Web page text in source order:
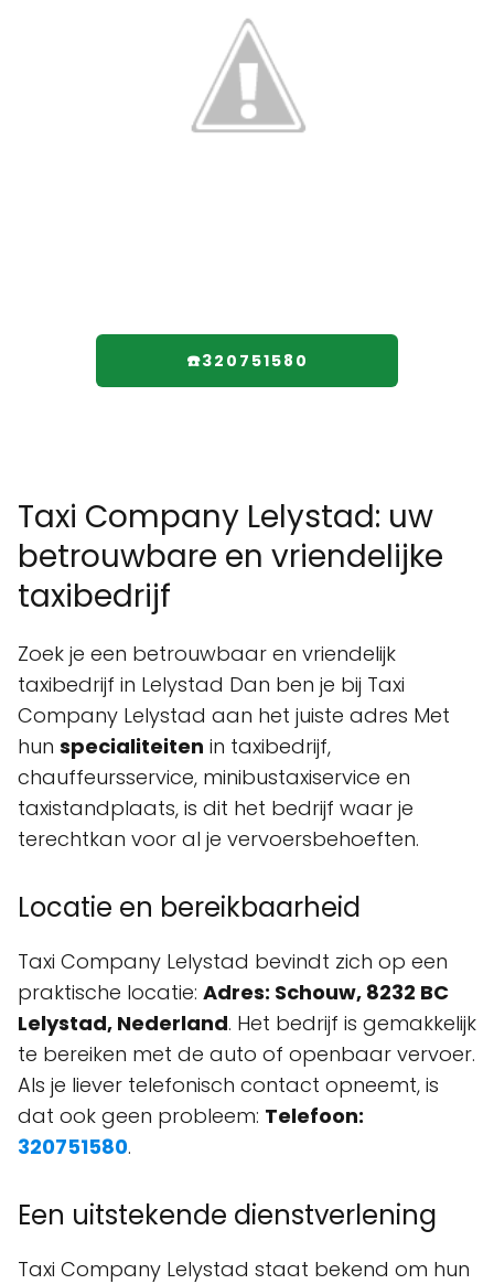
☎️320751580
Taxi Company Lelystad: uw
betrouwbare en vriendelijke
taxibedrijf
Zoek je een betrouwbaar en vriendelijk
taxibedrijf in Lelystad Dan ben je bij Taxi
Company Lelystad aan het juiste adres Met
hun specialiteiten in taxibedrijf,
chauffeursservice, minibustaxiservice en
taxistandplaats, is dit het bedrijf waar je
terechtkan voor al je vervoersbehoeften.
Locatie en bereikbaarheid
Taxi Company Lelystad bevindt zich op een
praktische locatie: Adres: Schouw, 8232 BC
Lelystad, Nederland. Het bedrijf is gemakkelijk
te bereiken met de auto of openbaar vervoer.
Als je liever telefonisch contact opneemt, is
dat ook geen probleem: Telefoon:
320751580.
Een uitstekende dienstverlening
Taxi Company Lelystad staat bekend om hun